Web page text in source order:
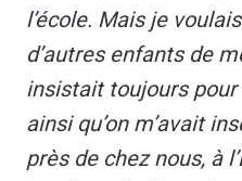
l’école. Mais je
d’autres enfants de
insistait toujours pour
ainsi qu’on m’avait
près de chez nous, à